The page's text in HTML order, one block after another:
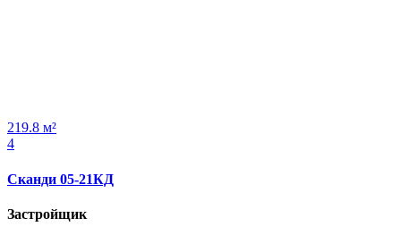
219.8 м²
4
Сканди 05-21КД
Застройщик